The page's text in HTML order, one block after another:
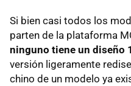
Si bien casi todos los
parten de la plataforma
ninguno tiene un diseño
versión ligeramente
chino de un modelo ya